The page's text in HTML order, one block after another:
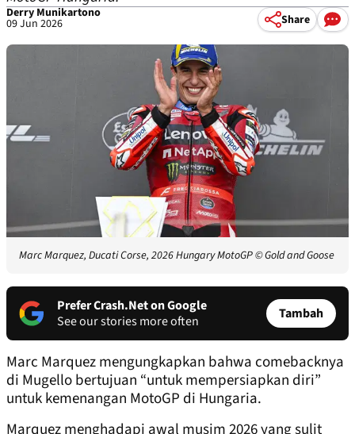
Derry Munikartono
09 Jun 2026 Share
Marc Marquez, Ducati Corse, 2026 Hungary MotoGP© Gold and Goose
Prefer Crash.Net on Google
See our stories more often
Tambah
Marc Marquez mengungkapkan bahwa comebacknya
di Mugello bertujuan “untuk mempersiapkan diri”
untuk kemenangan MotoGP di Hungaria.